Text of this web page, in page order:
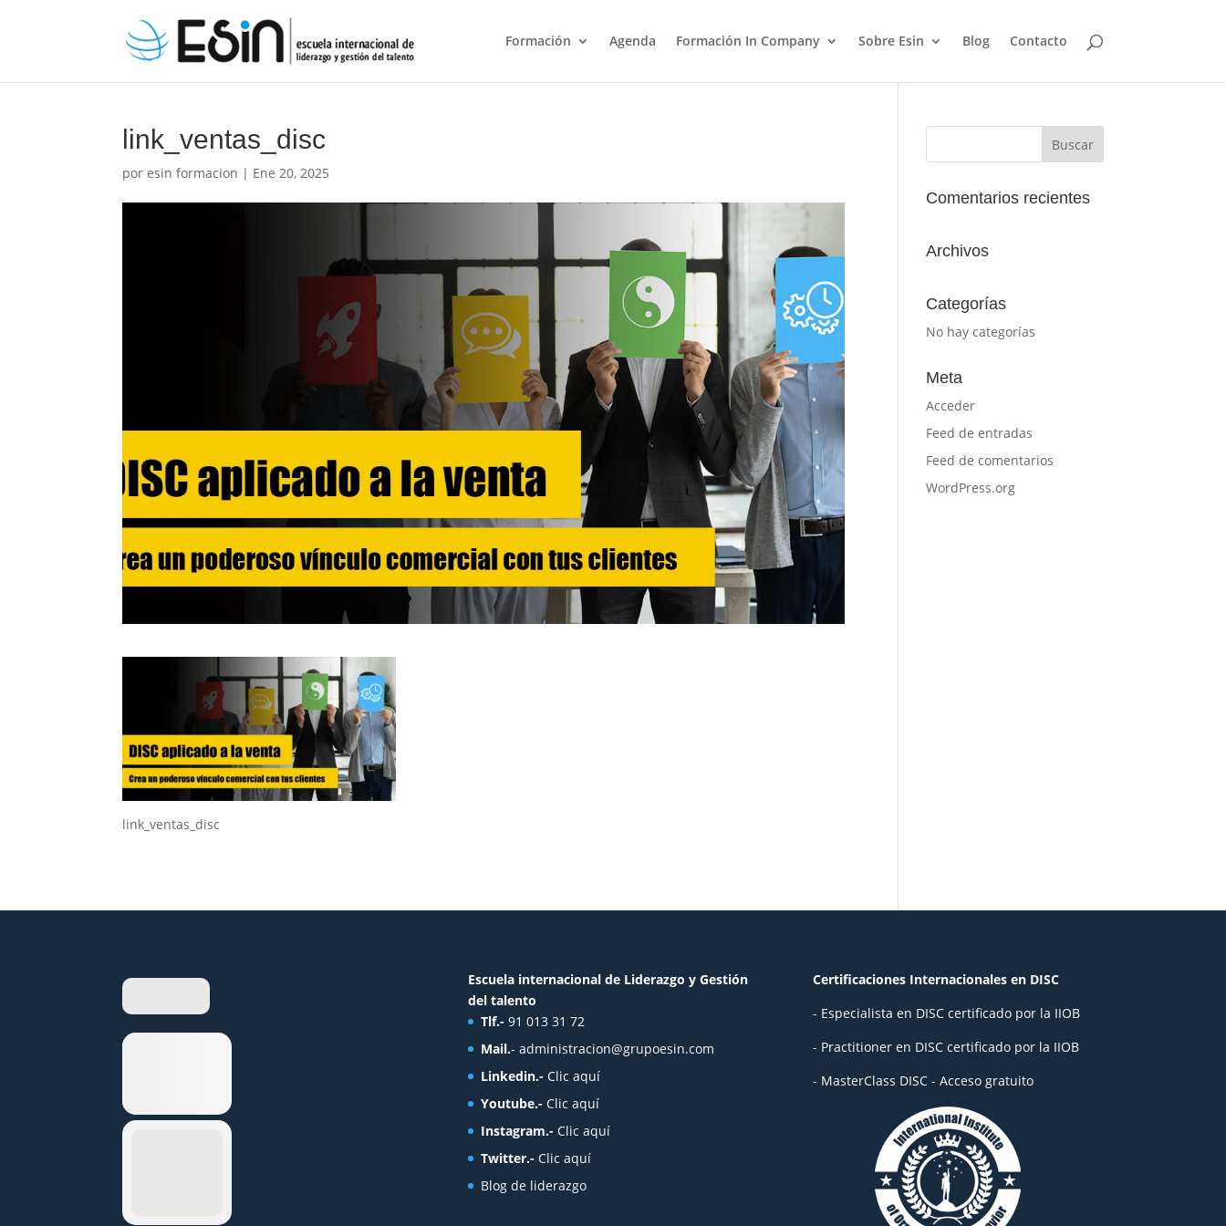
Formación Agenda Formación In Company Sobre Esin Blog Contacto
link_ventas_disc
poresin formacion | Ene 20, 2025
link_ventas_disc
Comentarios recientes
Archivos
Categorías
No hay categorías
Meta
Acceder
Feed de entradas
Feed de comentarios
WordPress.org
Escuela internacional de Liderazgo y Gestión
del talento
Tlf.- 91 013 31 72
Mail.- administracion@grupoesin.com
Linkedin.- Clic aquí
Youtube.- Clic aquí
Instagram.- Clic aquí
Twitter.- Clic aquí
Blog de liderazgo
Certificaciones Internacionales en DISC
- Especialista en DISC certificado por la IIOB
- Practitioner en DISC certificado por la IIOB
- MasterClass DISC - Acceso gratuito